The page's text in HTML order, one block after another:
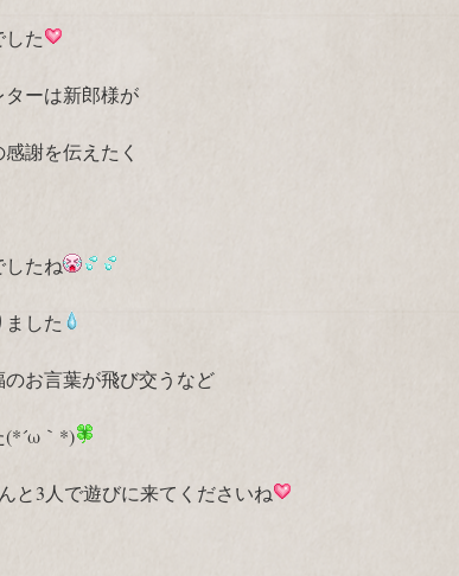
た
ーは新郎様が
謝を伝えたく
たね
した
お言葉が飛び交うなど
(*´ω｀*)
と3人で遊びに来てくださいね